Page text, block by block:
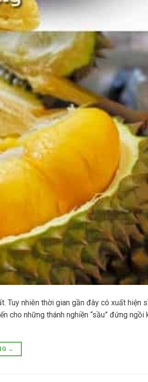
Tuy nhiên thời gian gần đây có xuất hiện
cho những thánh nghiền “sầu” đứng ngồi
→